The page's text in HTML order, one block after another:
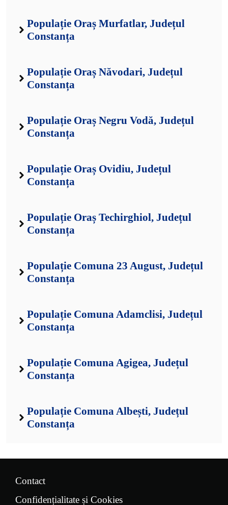
Populație Oraș Murfatlar, Județul
Constanța
Populație Oraș Năvodari, Județul
Constanța
Populație Oraș Negru Vodă, Județul
Constanța
Populație Oraș Ovidiu, Județul
Constanța
Populație Oraș Techirghiol, Județul
Constanța
Populație Comuna 23 August, Județul
Constanța
Populație Comuna Adamclisi, Județul
Constanța
Populație Comuna Agigea, Județul
Constanța
Populație Comuna Albești, Județul
Constanța
Contact
Confidențialitate și Cookies